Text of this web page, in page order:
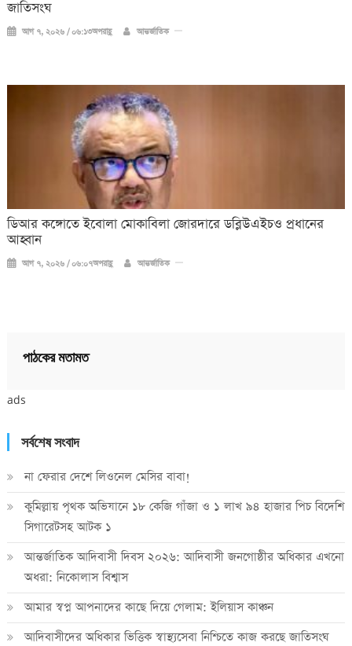
জাতিসংঘ
আগ ৭, ২০২৬ / ০৬:১৩অপরাহ্ণ আন্তর্জাতিক
ডিআর কঙ্গোতে ইবোলা মোকাবিলা জোরদারে ডব্লিউএইচও প্রধানের
আহ্বান
আগ ৭, ২০২৬ / ০৬:০৭অপরাহ্ণ আন্তর্জাতিক
পাঠকের মতামত
ads
সর্বশেষ সংবাদ
না ফেরার দেশে লিওনেল মেসির বাবা!
কুমিল্লায় পৃথক অভিযানে ১৮ কেজি গাঁজা ও ১ লাখ ৯৪ হাজার পিচ বিদেশি
সিগারেটসহ আটক ১
আন্তর্জাতিক আদিবাসী দিবস ২০২৬: আদিবাসী জনগোষ্ঠীর অধিকার এখনো
অধরা: নিকোলাস বিশ্বাস
আমার স্বপ্ন আপনাদের কাছে দিয়ে গেলাম: ইলিয়াস কাঞ্চন
আদিবাসীদের অধিকার ভিত্তিক স্বাস্থ্যসেবা নিশ্চিতে কাজ করছে জাতিসংঘ